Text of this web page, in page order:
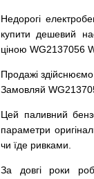
Недорогі
купити
дешевий
ціною WG2137056
Продажі здійснюємо
Замовляй
Цей паливний
параметри
чи їде ривками
За довгі роки